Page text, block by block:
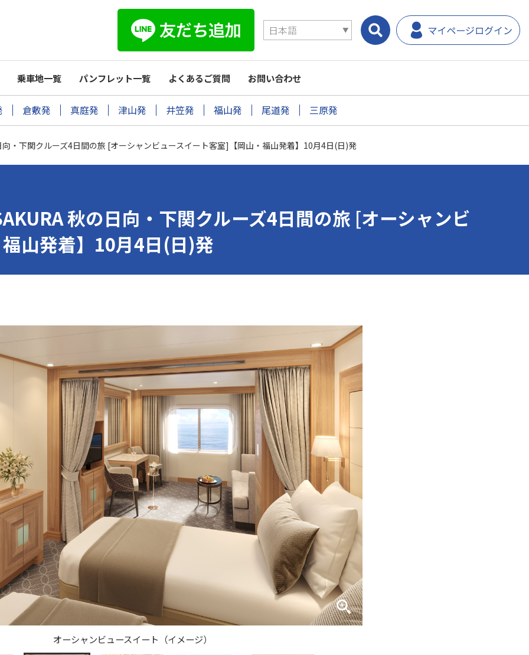
乗車地一覧 パンフレット一覧 よくあるご質問 お問い合わせ
倉敷発 真庭発 津山発 井笠発 福山発 尾道発 三原発
・下関クルーズ4日間の旅 [オーシャンビュースイート客室]【岡山・福山発着】10月4日(日)発
秋の日向・下関クルーズ4日間の旅 [オーシャンビ
山発着】10月4日(日)発
オーシャンビュースイート（イメージ）